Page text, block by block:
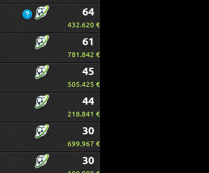
64
432.620 €
61
781.842 €
45
505.425 €
44
218.841 €
30
699.967 €
30